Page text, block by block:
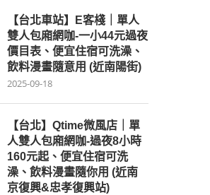
【台北車站】E客棧｜單人
雙人包廂網咖-一小44元過夜
價目表、便宜住宿可洗澡、
飲料漫畫隨意用 (近南陽街)
2025-09-18
【台北】Qtime微風店｜單
人雙人包廂網咖-過夜8小時
160元起、便宜住宿可洗
澡、飲料漫畫隨你用 (近南
京復興&忠孝復興站)